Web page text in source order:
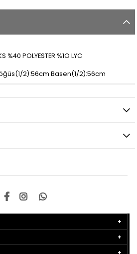
POLYESTER %1O LYC
2):56cm Basen(1/2):56cm